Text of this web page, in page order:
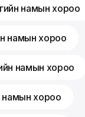
намын хороо
намын хороо
намын хороо
намын хороо